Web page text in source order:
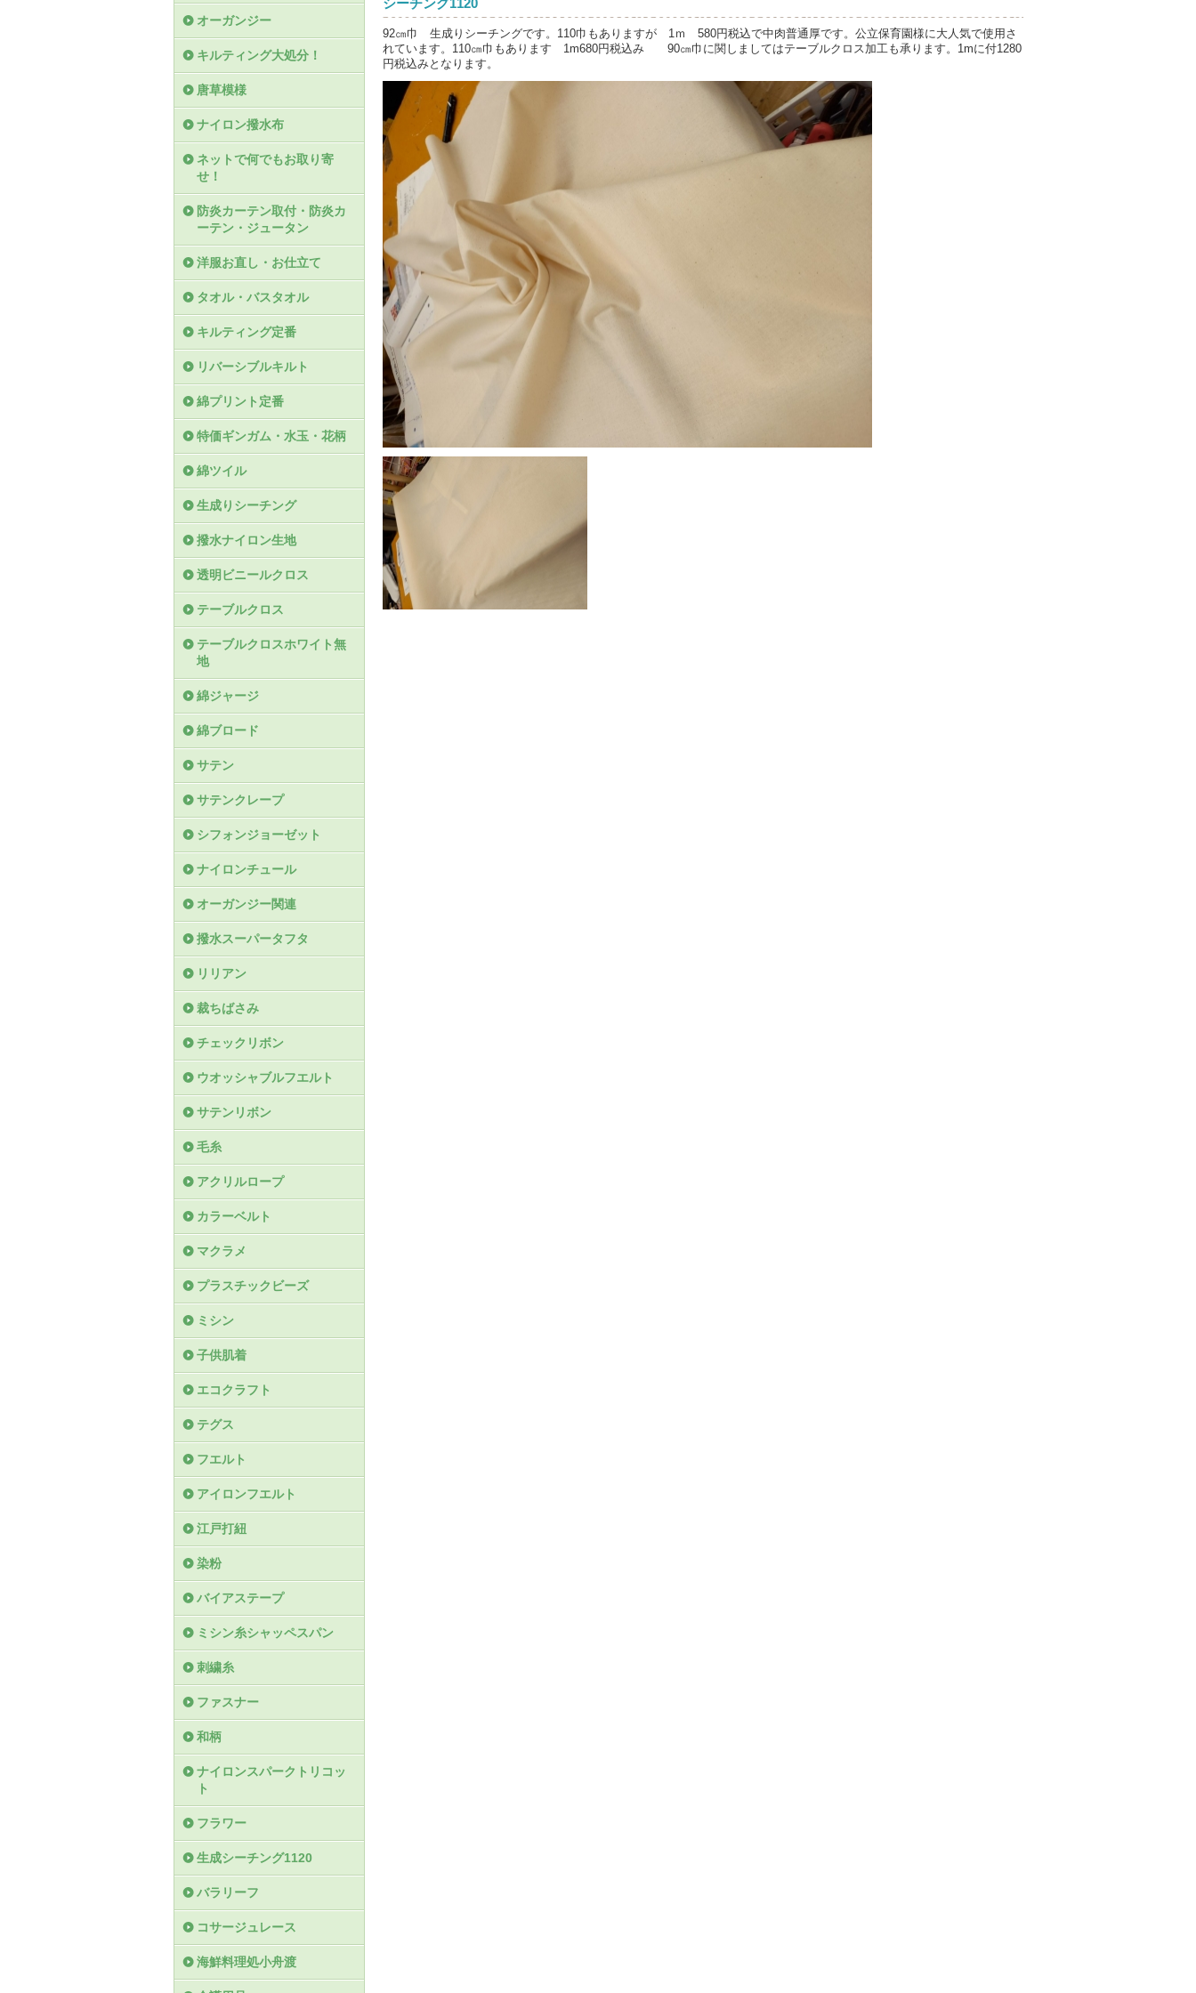
シーチング1120
92㎝巾 生成りシーチングです。110巾もありますが 1ｍ 580円税込で中肉普通厚です。公立保育園様に大人気で使用さ
れています。110㎝巾もあります 1m680円税込み 90㎝巾に関しましてはテーブルクロス加工も承ります。1mに付1280
円税込みとなります。
オーガンジー
キルティング大処分！
唐草模様
ナイロン撥水布
ネットで何でもお取り寄
せ！
防炎カーテン取付・防炎カ
ーテン・ジュータン
洋服お直し・お仕立て
タオル・バスタオル
キルティング定番
リバーシブルキルト
綿プリント定番
特価ギンガム・水玉・花柄
綿ツイル
生成りシーチング
撥水ナイロン生地
透明ビニールクロス
テーブルクロス
テーブルクロスホワイト無
地
綿ジャージ
綿ブロード
サテン
サテンクレープ
シフォンジョーゼット
ナイロンチュール
オーガンジー関連
撥水スーパータフタ
リリアン
裁ちばさみ
チェックリボン
ウオッシャブルフエルト
サテンリボン
毛糸
アクリルロープ
カラーベルト
マクラメ
プラスチックビーズ
ミシン
子供肌着
エコクラフト
テグス
フエルト
アイロンフエルト
江戸打紐
染粉
バイアステープ
ミシン糸シャッペスパン
刺繍糸
ファスナー
和柄
ナイロンスパークトリコッ
ト
フラワー
生成シーチング1120
バラリーフ
コサージュレース
海鮮料理処小舟渡